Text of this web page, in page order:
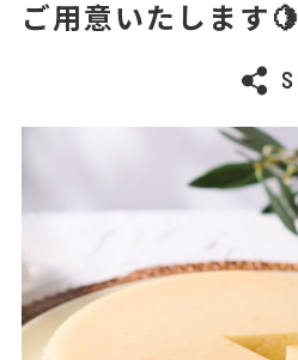
ご用意いたします🍋